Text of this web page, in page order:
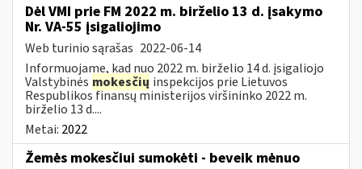
Dėl VMI prie FM 2022 m. birželio 13 d. įsakymo
Nr. VA-55 įsigaliojimo
Web turinio sąrašas 2022-06-14
Informuojame, kad nuo 2022 m. birželio 14 d. įsigaliojo
Valstybinės mokesčių inspekcijos prie Lietuvos
Respublikos finansų ministerijos viršininko 2022 m.
birželio 13 d....
Metai: 2022
Žemės mokesčiui sumokėti - beveik mėnuo